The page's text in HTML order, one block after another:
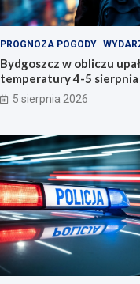
PROGNOZA POGODY
Bydgoszcz w obliczu
temperatury 4-5 sierpnia
5 sierpnia 2026